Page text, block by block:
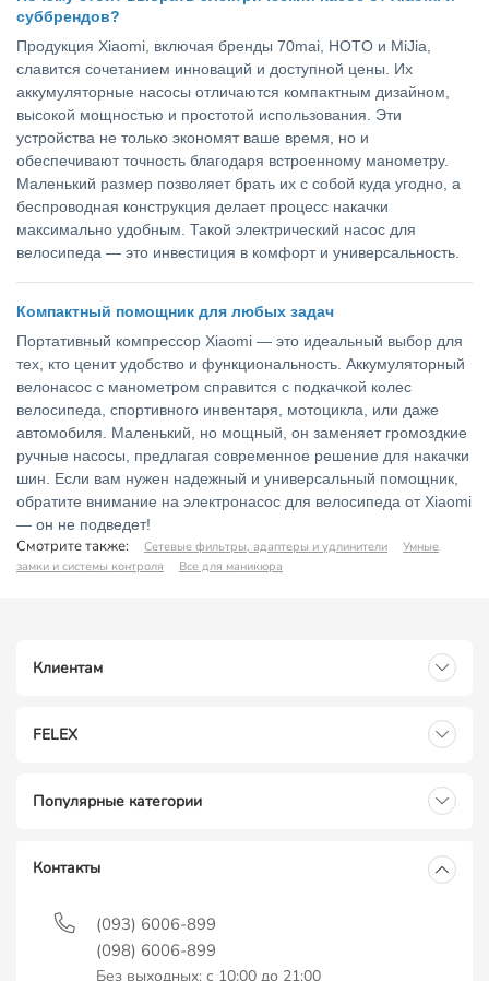
суббрендов?
Продукция Xiaomi, включая бренды 70mai, HOTO и MiJia,
славится сочетанием инноваций и доступной цены. Их
аккумуляторные насосы отличаются компактным дизайном,
высокой мощностью и простотой использования. Эти
устройства не только экономят ваше время, но и
обеспечивают точность благодаря встроенному манометру.
Маленький размер позволяет брать их с собой куда угодно, а
беспроводная конструкция делает процесс накачки
максимально удобным. Такой электрический насос для
велосипеда — это инвестиция в комфорт и универсальность.
Компактный помощник для любых задач
Портативный компрессор Xiaomi — это идеальный выбор для
тех, кто ценит удобство и функциональность. Аккумуляторный
велонасос с манометром справится с подкачкой колес
велосипеда, спортивного инвентаря, мотоцикла, или даже
автомобиля. Маленький, но мощный, он заменяет громоздкие
ручные насосы, предлагая современное решение для накачки
шин. Если вам нужен надежный и универсальный помощник,
обратите внимание на электронасос для велосипеда от Xiaomi
— он не подведет!
Смотрите также: Сетевые фильтры, адаптеры и удлинители
Умные
замки и системы контроля
Все для маникюра
Клиентам
FELEX
Популярные категории
Контакты
(093) 6006-899
(098) 6006-899
Без выходных: с 10:00 до 21:00